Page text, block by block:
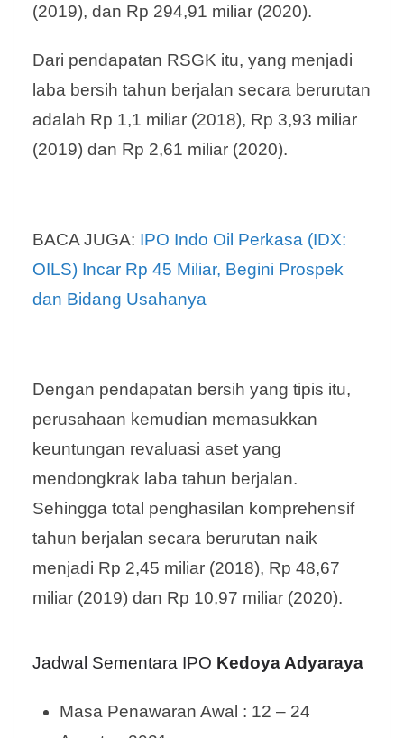
(2019), dan Rp 294,91 miliar (2020).
Dari pendapatan RSGK itu, yang menjadi
laba bersih tahun berjalan secara berurutan
adalah Rp 1,1 miliar (2018), Rp 3,93 miliar
(2019) dan Rp 2,61 miliar (2020).
BACA JUGA: IPO Indo Oil Perkasa (IDX:
OILS) Incar Rp 45 Miliar, Begini Prospek
dan Bidang Usahanya
Dengan pendapatan bersih yang tipis itu,
perusahaan kemudian memasukkan
keuntungan revaluasi aset yang
mendongkrak laba tahun berjalan.
Sehingga total penghasilan komprehensif
tahun berjalan secara berurutan naik
menjadi Rp 2,45 miliar (2018), Rp 48,67
miliar (2019) dan Rp 10,97 miliar (2020).
Jadwal Sementara IPO Kedoya Adyaraya
Masa Penawaran Awal : 12 – 24